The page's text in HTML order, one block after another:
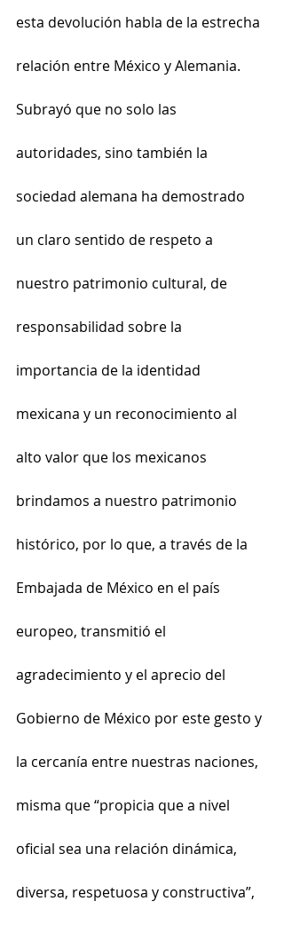
esta devolución habla de la estrecha
relación entre México y Alemania.
Subrayó que no solo las
autoridades, sino también la
sociedad alemana ha demostrado
un claro sentido de respeto a
nuestro patrimonio cultural, de
responsabilidad sobre la
importancia de la identidad
mexicana y un reconocimiento al
alto valor que los mexicanos
brindamos a nuestro patrimonio
histórico, por lo que, a través de la
Embajada de México en el país
europeo, transmitió el
agradecimiento y el aprecio del
Gobierno de México por este gesto y
la cercanía entre nuestras naciones,
misma que “propicia que a nivel
oficial sea una relación dinámica,
diversa, respetuosa y constructiva”,